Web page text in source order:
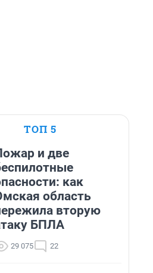
ТОП 5
и две
как
область
вторую
БПЛА
29 075 22